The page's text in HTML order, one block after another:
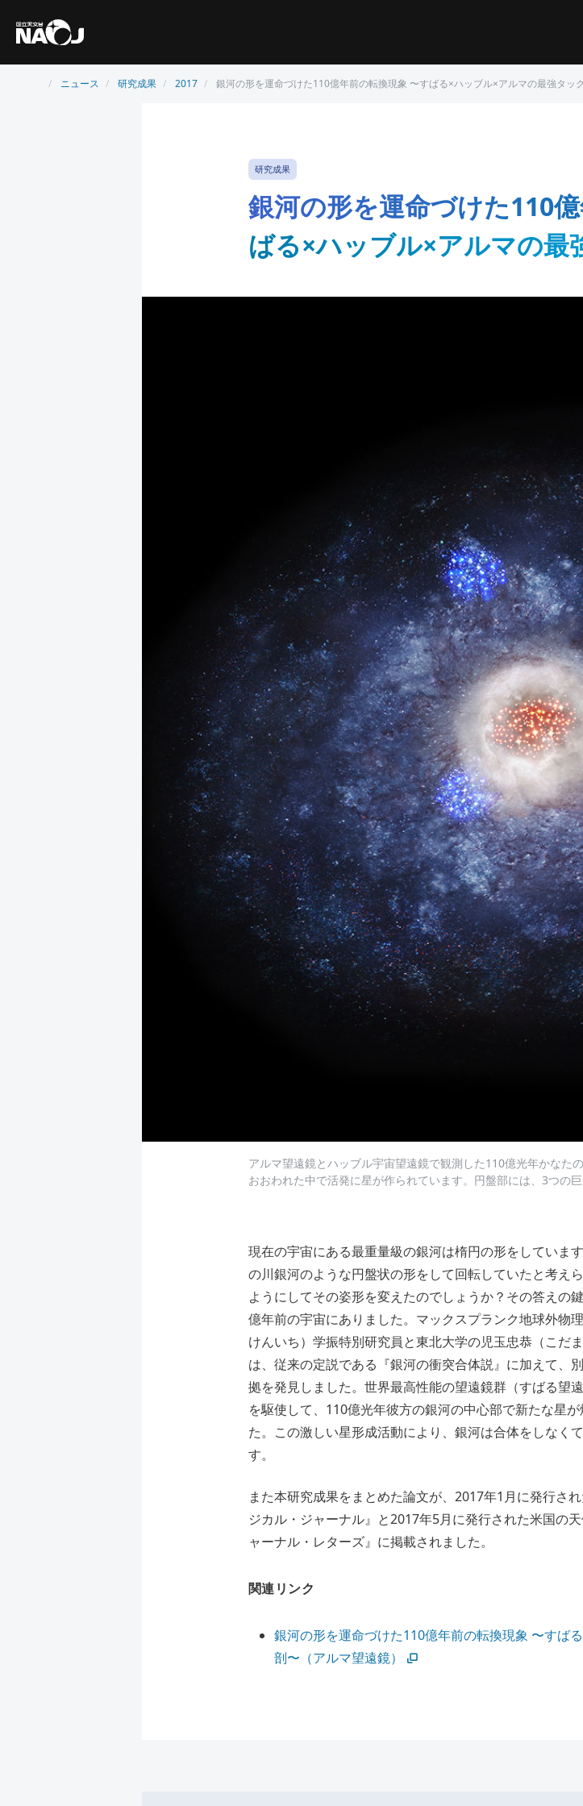
ニュース 研究成果 2017 銀河の形を運命づけた110億年前の転換現象 〜すばる×ハッブル×アルマの最強タッ
研究成果
銀河の形を運命づけた110
ばる×ハッブル×アルマの最
アルマ望遠鏡とハッブル宇宙望遠鏡で観測した110億光年かなた
おおわれた中で活発に星が作られています。円盤部には、3つの
現在の宇宙にある最重量級の銀河は楕円の形をしていま
の川銀河のような円盤状の形をして回転していたと考え
ようにしてその姿形を変えたのでしょうか？その答えの
億年前の宇宙にありました。マックスプランク地球外物
けんいち）学振特別研究員と東北大学の児玉忠恭（こだ
は、従来の定説である『銀河の衝突合体説』に加えて、
拠を発見しました。世界最高性能の望遠鏡群（すばる望
を駆使して、110億光年彼方の銀河の中心部で新たな星
た。この激しい星形成活動により、銀河は合体をしなく
す。
また本研究成果をまとめた論文が、2017年1月に発行さ
ジカル・ジャーナル』と2017年5月に発行された米国の
ャーナル・レターズ』に掲載されました。
関連リンク
銀河の形を運命づけた110億年前の転換現象 〜すば
剖〜（アルマ望遠鏡）